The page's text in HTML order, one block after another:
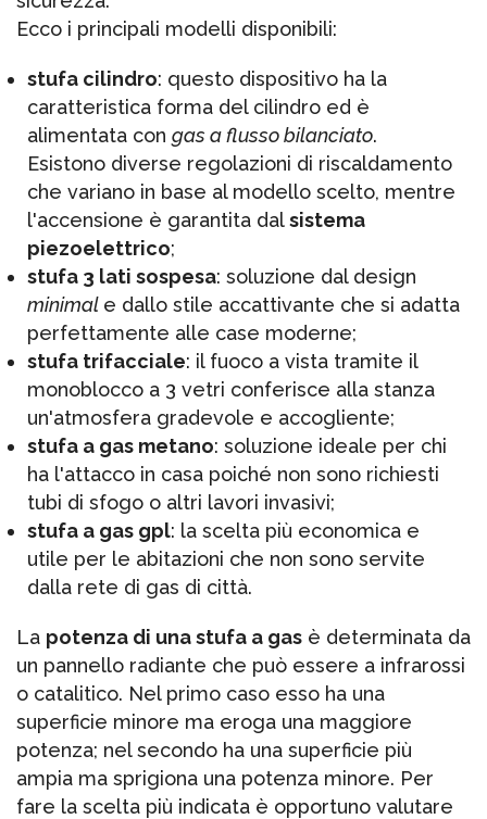
Ecco i principali modelli disponibili:
stufa cilindro: questo dispositivo ha la
caratteristica forma del cilindro ed è
alimentata con gas a flusso bilanciato.
Esistono diverse regolazioni di riscaldamento
che variano in base al modello scelto, mentre
l'accensione è garantita dalsistema
piezoelettrico;
stufa 3 lati sospesa: soluzione dal design
minimal e dallo stile accattivante che si adatta
perfettamente alle case moderne;
stufa trifacciale: il fuoco a vista tramite il
monoblocco a 3 vetri conferisce alla stanza
un'atmosfera gradevole e accogliente;
stufa a gas metano: soluzione ideale per chi
ha l'attacco in casa poiché non sono richiesti
tubi di sfogo o altri lavori invasivi;
stufa a gas gpl: la scelta più economica e
utile per le abitazioni che non sono servite
dalla rete di gas di città.
La potenza di una stufa a gas è determinata da
un pannello radiante che può essere a infrarossi
o catalitico. Nel primo caso esso ha una
superficie minore ma eroga una maggiore
potenza; nel secondo ha una superficie più
ampia ma sprigiona una potenza minore. Per
fare la scelta più indicata è opportuno valutare